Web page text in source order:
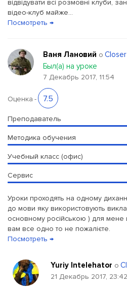
відвідувати всі розмовні клуби,
відео-клуб майже...
Посмотреть →
Ваня Лановий о
Был(a) на уроке
7 Декабрь 2017, 11:54
Оценка - 7.5
Преподаватель
Методика обучения
Учебный класс (офис)
Сервис
Уроки проходять на одному
до мови яку використовують
основному російською ) для
вам все одно то не пожалієте.
Посмотреть →
Yuriy Intelehator о
21 Декабрь 2017, 23:42